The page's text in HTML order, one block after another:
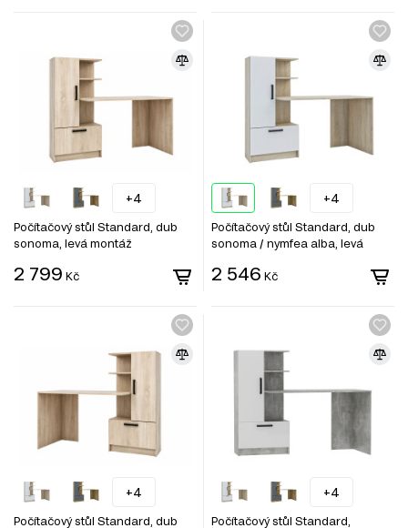
+4
Počítačový stůl Standard, dub
sonoma, levá montáž
2 799 Kč
+4
Počítačový stůl Standard, dub
sonoma / nymfea alba, levá
2 546 Kč
+4
Počítačový stůl Standard, dub
+4
Počítačový stůl Standard,